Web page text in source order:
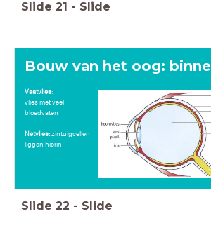
Slide 21 - Slide
Bouw van het oog:
Vaatvlies:
vlies met veel
bloedvaten
Netvlies:zintuigcellen
liggen hierin
Slide 22 - Slide